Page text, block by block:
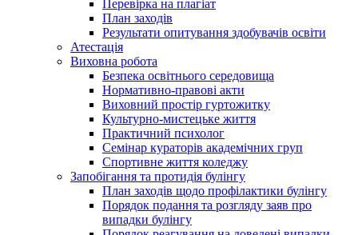
Перевірка на плагіат
План заходів
Результати опитування здобувачів освіти
Атестація
Виховна робота
Безпека освітнього середовища
Нормативно-правові акти
Виховний простір гуртожитку
Культурно-мистецьке життя
Практичний психолог
Семінар кураторів академічних груп
Спортивне життя коледжу
Запобігання та протидія булінгу
План заходів щодо профілактики булінгу
Порядок подання та розгляду заяв про
випадки булінгу